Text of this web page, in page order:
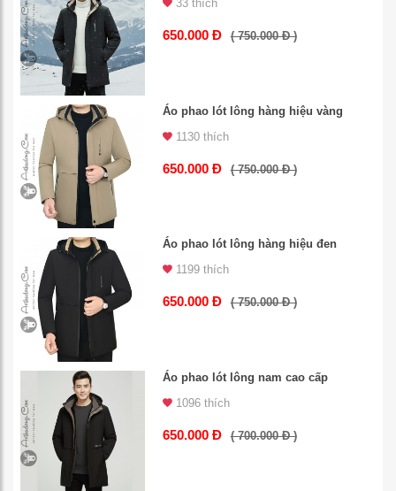
33 thích
650.000 Đ ( 750.000 Đ )
Áo phao lót lông hàng hiệu vàng
1130 thích
650.000 Đ ( 750.000 Đ )
Áo phao lót lông hàng hiệu đen
1199 thích
650.000 Đ ( 750.000 Đ )
Áo phao lót lông nam cao cấp
1096 thích
650.000 Đ ( 700.000 Đ )